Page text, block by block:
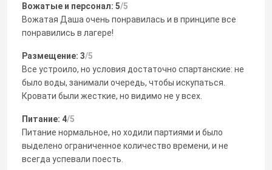
Вожатые и персонал: 5/5
Вожатая Даша очень понравилась и в принципе все
понравились в лагере!
Размещение: 3/5
Все устроило, но условия достаточно спартанские: не
было воды, занимали очередь, чтобы искупаться.
Кровати были жесткие, но видимо не у всех.
Питание: 4/5
Питание нормальное, но ходили партиями и было
выделено ограниченное количество времени, и не
всегда успевали поесть.